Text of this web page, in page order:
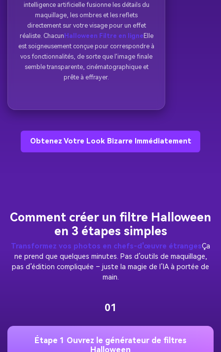
intelligence artificielle fusionne les détails du
maquillage, les ombres et les reflets
directement sur votre visage pour un effet
réaliste. Chacun Halloween Filtre en ligne Elle
est soigneusement conçue pour correspondre à
vos fonctionnalités, de sorte que l'image finale
semble transparente, cinématographique et
prête à effrayer.
Obtenez Votre Look Bizarre Immédiatement
Comment créer un filtre Halloween
en 3 étapes simples
Transformez vos photos en chefs-d'œuvre étrangesÇa
ne prend que quelques minutes. Pas d’outils de maquillage,
pas d’édition compliquée – juste la magie de l’IA à portée de
main.
01
Étape 1 Ouvrez le générateur de filtres
Halloween